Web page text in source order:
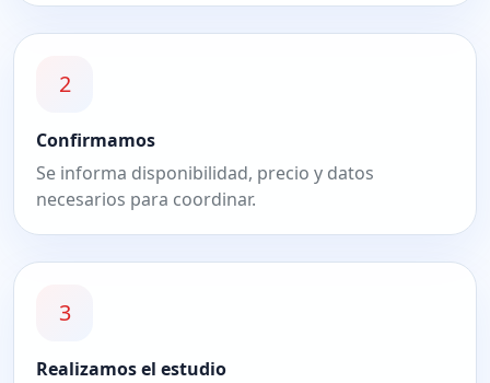
2
Confirmamos
Se informa disponibilidad, precio y datos
necesarios para coordinar.
3
Realizamos el estudio